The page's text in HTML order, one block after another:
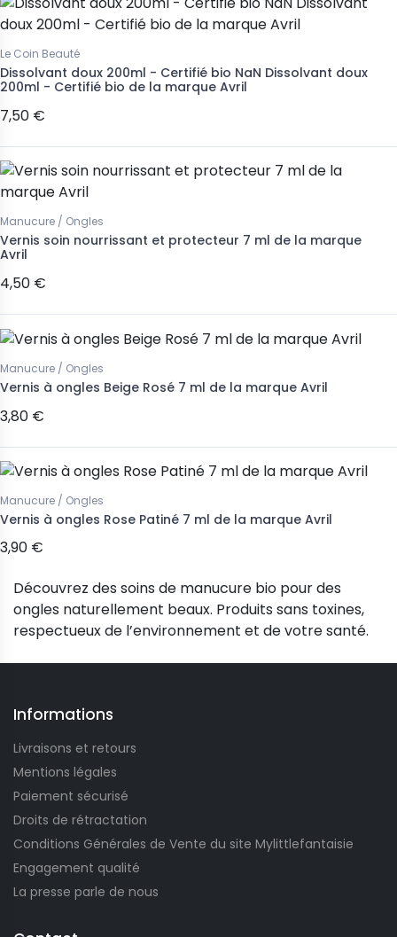
Le Coin Beauté
Dissolvant doux 200ml - Certifié bio NaN Dissolvant doux
200ml - Certifié bio de la marque Avril
7,50 €
Manucure / Ongles
Vernis soin nourrissant et protecteur 7 ml de la marque
Avril
4,50 €
Manucure / Ongles
Vernis à ongles Beige Rosé 7 ml de la marque Avril
3,80 €
Manucure / Ongles
Vernis à ongles Rose Patiné 7 ml de la marque Avril
3,90 €
Découvrez des soins de manucure bio pour des
ongles naturellement beaux. Produits sans toxines,
respectueux de l’environnement et de votre santé.
Informations
Livraisons et retours
Mentions légales
Paiement sécurisé
Droits de rétractation
Conditions Générales de Vente du site Mylittlefantaisie
Engagement qualité
La presse parle de nous